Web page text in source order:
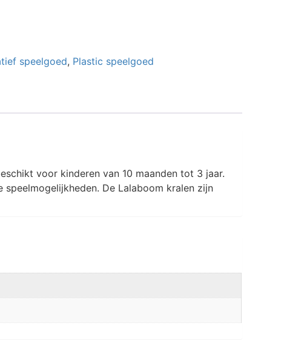
speelgoed, Plastic speelgoed
voor kinderen van 10 maanden tot 3 jaar.
De Lalaboom kralen zijn